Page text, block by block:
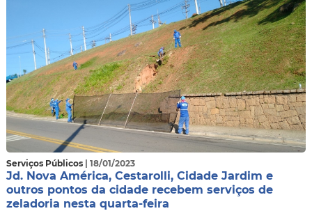
Serviços Públicos | 18/01/2023
Jd. Nova América, Cestarolli, Cidade Jardim e
outros pontos da cidade recebem serviços de
zeladoria nesta quarta-feira